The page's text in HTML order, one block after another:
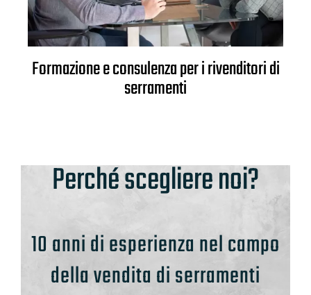
Formazione e consulenza per i rivenditori di
serramenti
Perché scegliere noi?
10 anni di esperienza nel campo
della vendita di serramenti